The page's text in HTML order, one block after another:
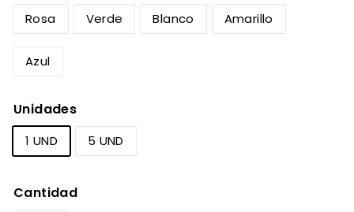
Rosa Verde Blanco Amarillo
Azul
Unidades
1 UND 5 UND
Cantidad